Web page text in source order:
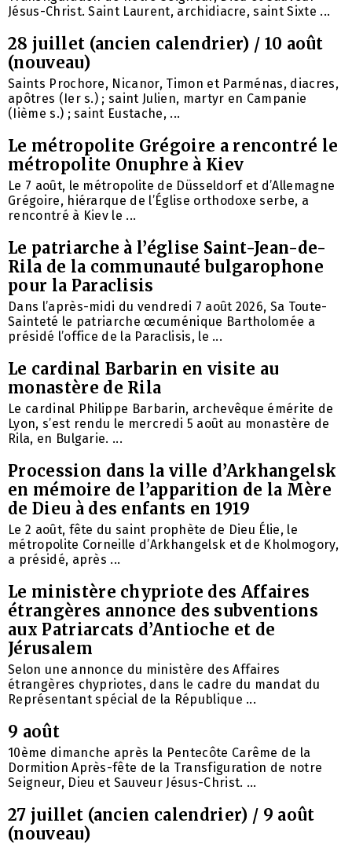
Jésus-Christ. Saint Laurent, archidiacre, saint Sixte ...
28 juillet (ancien calendrier) / 10 août
(nouveau)
Saints Prochore, Nicanor, Timon et Parménas, diacres,
apôtres (Ier s.) ; saint Julien, martyr en Campanie
(Iième s.) ; saint Eustache, ...
Le métropolite Grégoire a rencontré le
métropolite Onuphre à Kiev
Le 7 août, le métropolite de Düsseldorf et d’Allemagne
Grégoire, hiérarque de l’Église orthodoxe serbe, a
rencontré à Kiev le ...
Le patriarche à l’église Saint-Jean-de-
Rila de la communauté bulgarophone
pour la Paraclisis
Dans l’après-midi du vendredi 7 août 2026, Sa Toute-
Sainteté le patriarche œcuménique Bartholomée a
présidé l’office de la Paraclisis, le ...
Le cardinal Barbarin en visite au
monastère de Rila
Le cardinal Philippe Barbarin, archevêque émérite de
Lyon, s’est rendu le mercredi 5 août au monastère de
Rila, en Bulgarie. ...
Procession dans la ville d’Arkhangelsk
en mémoire de l’apparition de la Mère
de Dieu à des enfants en 1919
Le 2 août, fête du saint prophète de Dieu Élie, le
métropolite Corneille d’Arkhangelsk et de Kholmogory,
a présidé, après ...
Le ministère chypriote des Affaires
étrangères annonce des subventions
aux Patriarcats d’Antioche et de
Jérusalem
Selon une annonce du ministère des Affaires
étrangères chypriotes, dans le cadre du mandat du
Représentant spécial de la République ...
9 août
10ème dimanche après la Pentecôte Carême de la
Dormition Après-fête de la Transfiguration de notre
Seigneur, Dieu et Sauveur Jésus-Christ. ...
27 juillet (ancien calendrier) / 9 août
(nouveau)